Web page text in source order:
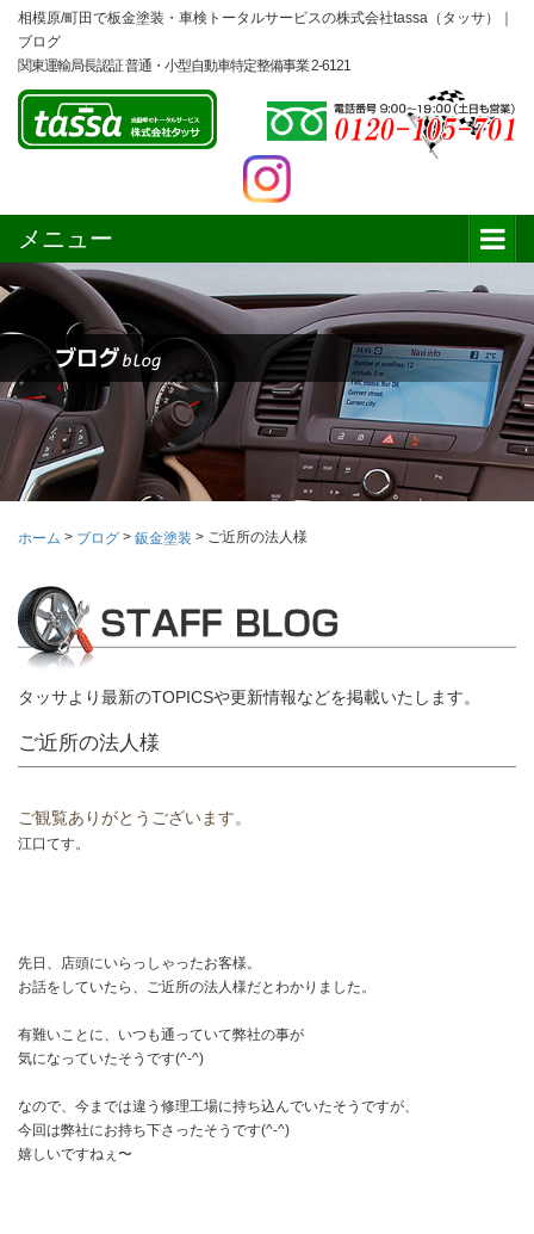
相模原/町田で板金塗装・車検トータルサービスの株式会社tassa（タッサ）｜
ブログ
関東運輸局長認証 普通・小型自動車特定整備事業 2-6121
メニュー
ホーム > ブログ > 鈑金塗装 > ご近所の法人様
タッサより最新のTOPICSや更新情報などを掲載いたします。
ご近所の法人様
ご観覧ありがとうございます。
江口てす。
先日、店頭にいらっしゃったお客様。
お話をしていたら、ご近所の法人様だとわかりました。
有難いことに、いつも通っていて弊社の事が
気になっていたそうです(^-^)
なので、今までは違う修理工場に持ち込んでいたそうですが、
今回は弊社にお持ち下さったそうです(^-^)
嬉しいですねぇ〜